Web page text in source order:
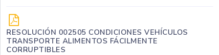
RESOLUCIÓN 002505 CONDICIONES VEHÍCULOS
TRANSPORTE ALIMENTOS FÁCILMENTE
CORRUPTIBLES